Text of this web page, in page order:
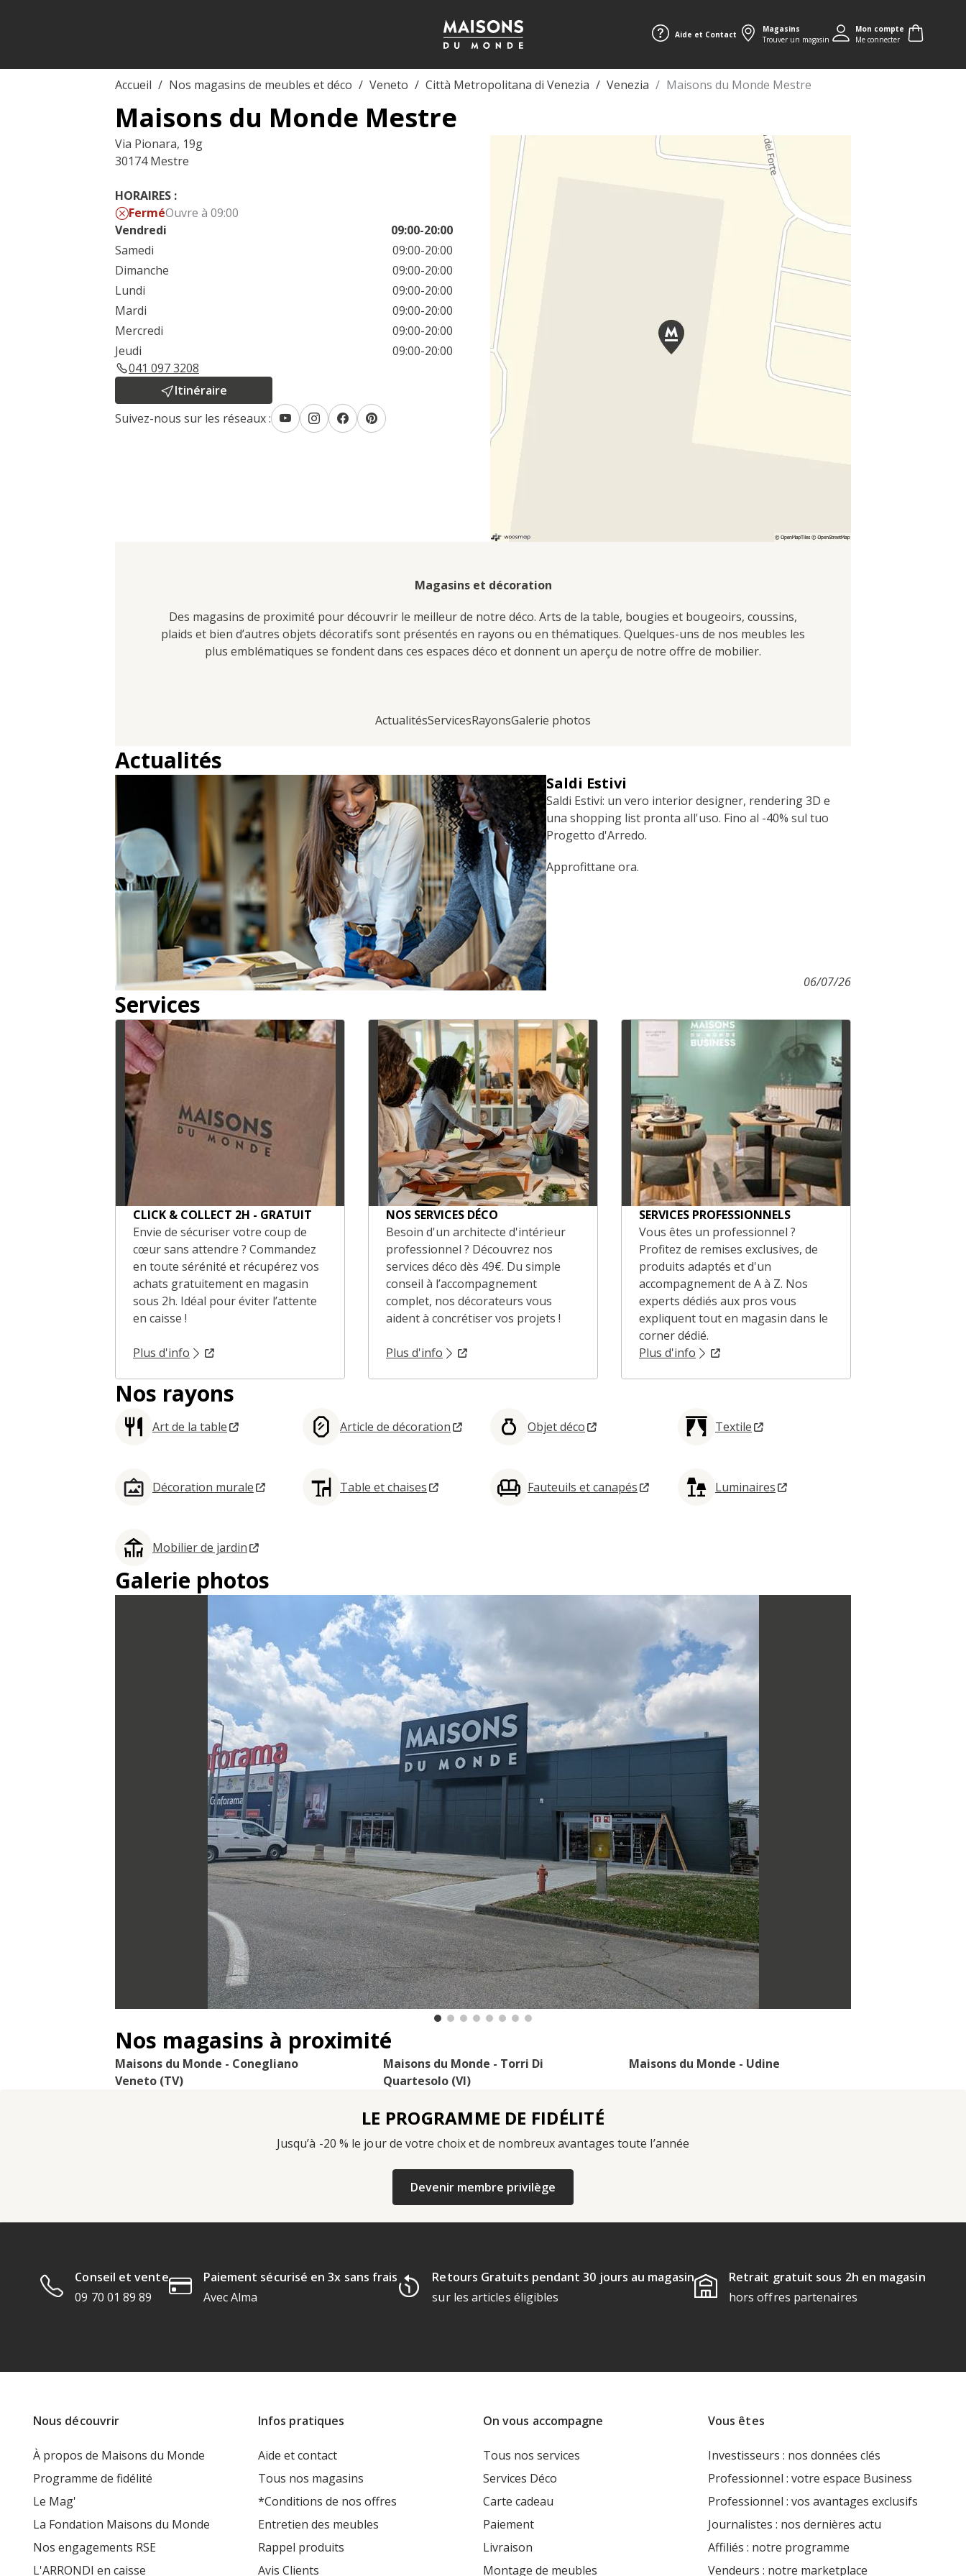
Aide et Contact
Magasins
Trouver un magasin
Mon compte
Me connecter
Accueil Nos magasins de meubles et déco Veneto Città Metropolitana di Venezia Venezia Maisons du Monde Mestre
Maisons du Monde Mestre
Via Pionara, 19g
30174 Mestre
HORAIRES :
FerméOuvre à 09:00
Vendredi
09:00-20:00
Samedi
09:00-20:00
Dimanche
09:00-20:00
Lundi
09:00-20:00
Mardi
09:00-20:00
Mercredi
09:00-20:00
Jeudi
09:00-20:00
041 097 3208
Itinéraire
Suivez-nous sur les réseaux :
Magasins et décoration
Des magasins de proximité pour découvrir le meilleur de notre déco. Arts de la table, bougies et bougeoirs, coussins,
plaids et bien d’autres objets décoratifs sont présentés en rayons ou en thématiques. Quelques-uns de nos meubles les
plus emblématiques se fondent dans ces espaces déco et donnent un aperçu de notre offre de mobilier.
ActualitésServicesRayonsGalerie photos
Actualités
Saldi Estivi
Saldi Estivi: un vero interior designer, rendering 3D e
una shopping list pronta all'uso. Fino al -40% sul tuo
Progetto d'Arredo.
Approfittane ora.
06/07/26
Services
CLICK & COLLECT 2H - GRATUIT
Envie de sécuriser votre coup de
cœur sans attendre ? Commandez
en toute sérénité et récupérez vos
achats gratuitement en magasin
sous 2h. Idéal pour éviter l’attente
en caisse !
Plus d'info
NOS SERVICES DÉCO
Besoin d'un architecte d'intérieur
professionnel ? Découvrez nos
services déco dès 49€. Du simple
conseil à l’accompagnement
complet, nos décorateurs vous
aident à concrétiser vos projets !
Plus d'info
SERVICES PROFESSIONNELS
Vous êtes un professionnel ?
Profitez de remises exclusives, de
produits adaptés et d'un
accompagnement de A à Z. Nos
experts dédiés aux pros vous
expliquent tout en magasin dans le
corner dédié.
Plus d'info
Nos rayons
Art de la table Article de décoration Objet déco Textile
Décoration murale Table et chaises Fauteuils et canapés Luminaires
Mobilier de jardin
Galerie photos
Nos magasins à proximité
Maisons du Monde - Conegliano
Veneto (TV)
Maisons du Monde - Torri Di
Quartesolo (VI)
Maisons du Monde - Udine
LE PROGRAMME DE FIDÉLITÉ
Jusqu’à -20 % le jour de votre choix et de nombreux avantages toute l’année
Devenir membre privilège
Conseil et vente
09 70 01 89 89
Paiement sécurisé en 3x sans frais
Avec Alma
Retours Gratuits pendant 30 jours au magasin
sur les articles éligibles
Retrait gratuit sous 2h en magasin
hors offres partenaires
Nous découvrir
À propos de Maisons du Monde
Programme de fidélité
Le Mag'
La Fondation Maisons du Monde
Nos engagements RSE
L'ARRONDI en caisse
Infos pratiques
Aide et contact
Tous nos magasins
*Conditions de nos offres
Entretien des meubles
Rappel produits
Avis Clients
On vous accompagne
Tous nos services
Services Déco
Carte cadeau
Paiement
Livraison
Montage de meubles
Vous êtes
Investisseurs : nos données clés
Professionnel : votre espace Business
Professionnel : vos avantages exclusifs
Journalistes : nos dernières actu
Affiliés : notre programme
Vendeurs : notre marketplace